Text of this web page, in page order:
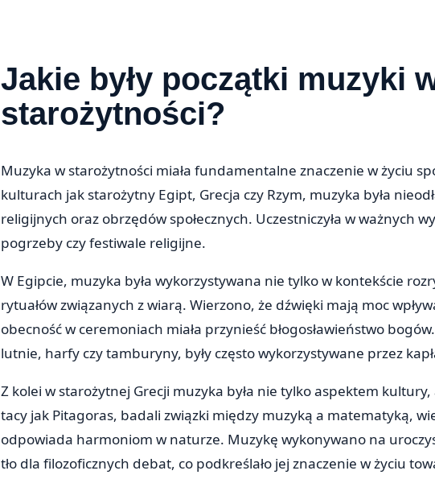
Jakie były początki muzyki
starożytności?
Muzyka w starożytności miała fundamentalne znaczenie w życiu
kulturach jak starożytny Egipt, Grecja czy Rzym, muzyka była
religijnych oraz obrzędów społecznych. Uczestniczyła w ważnych
pogrzeby czy festiwale religijne.
W Egipcie, muzyka była wykorzystywana nie tylko w kontekście
rytuałów związanych z wiarą. Wierzono, że dźwięki mają moc
obecność w ceremoniach miała przynieść błogosławieństwo
lutnie, harfy czy tamburyny, były często wykorzystywane przez
Z kolei w starożytnej Grecji muzyka była nie tylko aspektem
tacy jak Pitagoras, badali związki między muzyką a matematyką,
odpowiada harmoniom w naturze. Muzykę wykonywano na
tło dla filozoficznych debat, co podkreślało jej znaczenie w życiu